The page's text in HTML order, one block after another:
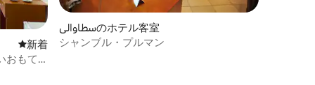
新しい宿泊先
新着
おもて
سطاواليのホテル客室
シャンブル・プルマン